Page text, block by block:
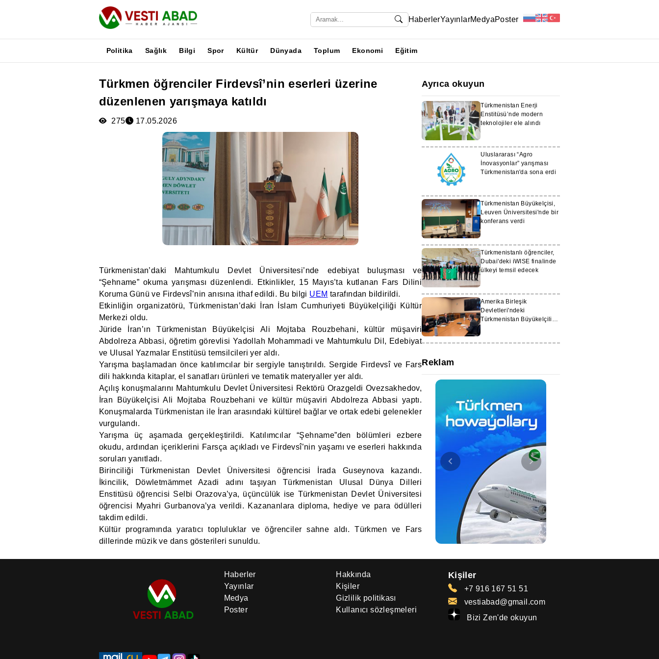
HaberlerYayınlarMedyaPoster
Politika Sağlık Bilgi Spor Kültür Dünyada Toplum Ekonomi Eğitim
Türkmen öğrenciler Firdevsî’nin eserleri üzerine
düzenlenen yarışmaya katıldı
275 17.05.2026
Türkmenistan’daki Mahtumkulu Devlet Üniversitesi’nde edebiyat buluşması ve
“Şehname” okuma yarışması düzenlendi. Etkinlikler, 15 Mayıs’ta kutlanan Fars Dilini
Koruma Günü ve Firdevsî’nin anısına ithaf edildi. Bu bilgi UEM tarafından bildirildi.
Etkinliğin organizatörü, Türkmenistan’daki İran İslam Cumhuriyeti Büyükelçiliği Kültür
Merkezi oldu.
Jüride İran’ın Türkmenistan Büyükelçisi Ali Mojtaba Rouzbehani, kültür müşaviri
Abdolreza Abbasi, öğretim görevlisi Yadollah Mohammadi ve Mahtumkulu Dil, Edebiyat
ve Ulusal Yazmalar Enstitüsü temsilcileri yer aldı.
Yarışma başlamadan önce katılımcılar bir sergiyle tanıştırıldı. Sergide Firdevsî ve Fars
dili hakkında kitaplar, el sanatları ürünleri ve tematik materyaller yer aldı.
Açılış konuşmalarını Mahtumkulu Devlet Üniversitesi Rektörü Orazgeldi Ovezsakhedov,
İran Büyükelçisi Ali Mojtaba Rouzbehani ve kültür müşaviri Abdolreza Abbasi yaptı.
Konuşmalarda Türkmenistan ile İran arasındaki kültürel bağlar ve ortak edebi gelenekler
vurgulandı.
Yarışma üç aşamada gerçekleştirildi. Katılımcılar “Şehname”den bölümleri ezbere
okudu, ardından içeriklerini Farsça açıkladı ve Firdevsî’nin yaşamı ve eserleri hakkında
soruları yanıtladı.
Birinciliği Türkmenistan Devlet Üniversitesi öğrencisi İrada Guseynova kazandı.
İkincilik, Döwletmämmet Azadi adını taşıyan Türkmenistan Ulusal Dünya Dilleri
Enstitüsü öğrencisi Selbi Orazova’ya, üçüncülük ise Türkmenistan Devlet Üniversitesi
öğrencisi Myahri Gurbanova’ya verildi. Kazananlara diploma, hediye ve para ödülleri
takdim edildi.
Kültür programında yaratıcı topluluklar ve öğrenciler sahne aldı. Türkmen ve Fars
dillerinde müzik ve dans gösterileri sunuldu.
Ayrıca okuyun
Türkmenistan Enerji
Enstitüsü’nde modern
teknolojiler ele alındı
Uluslararası “Agro
İnovasyonlar” yarışması
Türkmenistan'da sona erdi
Türkmenistan Büyükelçisi,
Leuven Üniversitesi'nde bir
konferans verdi
Türkmenistanlı öğrenciler,
Dubai'deki iWISE finalinde
ülkeyi temsil edecek
Amerika Birleşik
Devletleri'ndeki
Türkmenistan Büyükelçiliği
düzenledi
Reklam
Haberler
Yayınlar
Medya
Poster
Hakkında
Kişiler
Gizlilik politikası
Kullanıcı sözleşmeleri
Kişiler
+7 916 167 51 51
vestiabad@gmail.com
Bizi Zen'de okuyun